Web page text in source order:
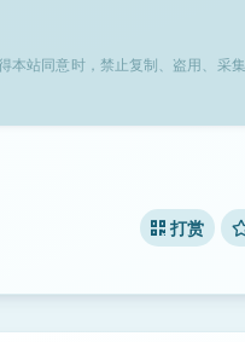
站同意时，禁止复制、盗用、采
打赏